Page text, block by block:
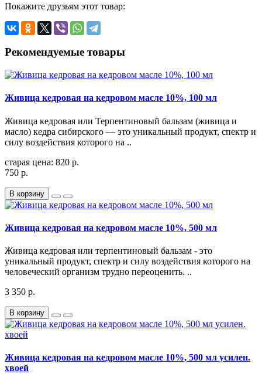
Покажите друзьям этот товар:
Рекомендуемые товары
Живица кедровая на кедровом масле 10%, 100 мл
Живица кедровая или Терпентиновый бальзам (живица и
масло) кедра сибирского — это уникальный продукт, спектр и
силу воздействия которого на ..
старая цена: 820 р.
750 р.
В корзину
Живица кедровая на кедровом масле 10%, 500 мл
Живица кедровая или терпентиновый бальзам - это
уникальный продукт, спектр и силу воздействия которого на
человеческий организм трудно переоценить. ..
3 350 р.
В корзину
Живица кедровая на кедровом масле 10%, 500 мл усилен.
хвоей